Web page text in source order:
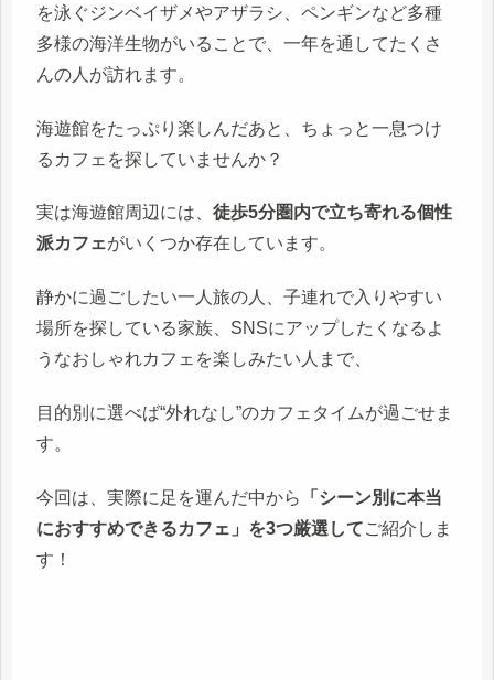
を泳ぐジンベイザメやアザラシ、ペンギンなど多種
多様の海洋生物がいることで、一年を通してたくさ
んの人が訪れます。
海遊館をたっぷり楽しんだあと、ちょっと一息つけ
るカフェを探していませんか？
実は海遊館周辺には、 徒歩5分圏内で立ち寄れる個性
派カフェがいくつか存在しています。
静かに過ごしたい一人旅の人、子連れで入りやすい
場所を探している家族、SNSにアップしたくなるよ
うなおしゃれカフェを楽しみたい人まで、
目的別に選べば“外れなし”のカフェタイムが過ごせま
す。
今回は、実際に足を運んだ中から
「シーン別に本当
におすすめできるカフェ」を3つ厳選してご紹介しま
す！